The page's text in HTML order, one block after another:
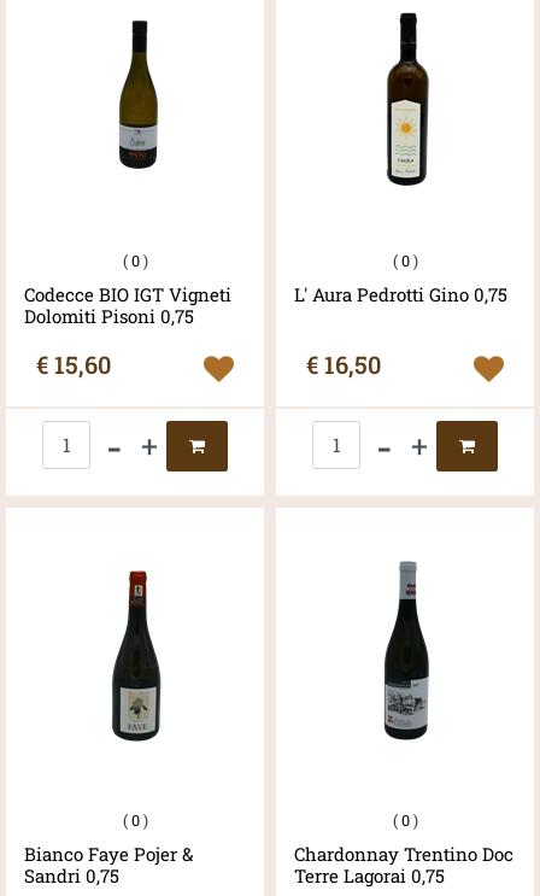
(0)
Codecce BIO IGT Vigneti
Dolomiti Pisoni 0,75
€ 15,60
(0)
L' Aura Pedrotti Gino 0,75
€ 16,50
(0)
Bianco Faye Pojer &
Sandri 0,75
(0)
Chardonnay Trentino Doc
Terre Lagorai 0,75